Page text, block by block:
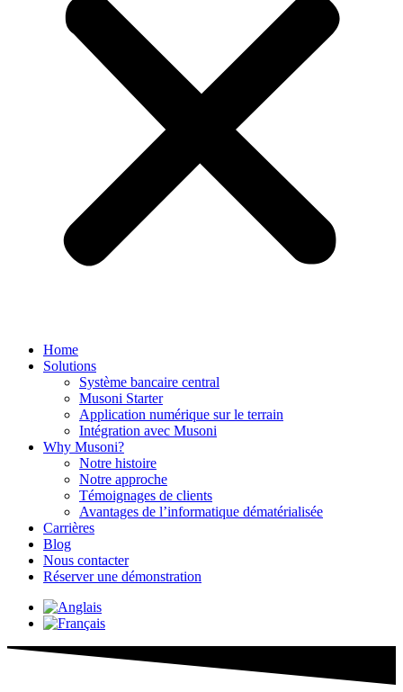
Home
Solutions
Système bancaire central
Musoni Starter
Application numérique sur le terrain
Intégration avec Musoni
Why Musoni?
Notre histoire
Notre approche
Témoignages de clients
Avantages de l’informatique dématérialisée
Carrières
Blog
Nous contacter
Réserver une démonstration